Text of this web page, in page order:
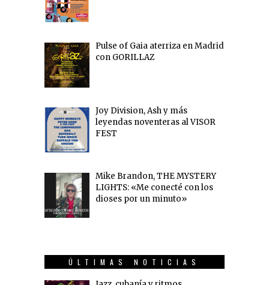
Pulse of Gaia aterriza en Madrid
con GORILLAZ
Joy Division, Ash y más
leyendas noventeras al VISOR
FEST
Mike Brandon, THE MYSTERY
LIGHTS: «Me conecté con los
dioses por un minuto»
ÚLTIMAS NOTICIAS